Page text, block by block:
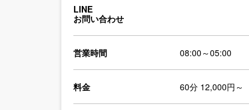
LINE
お問い合わせ
営業時間 08:00～05:00
料金 60分 12,000円～